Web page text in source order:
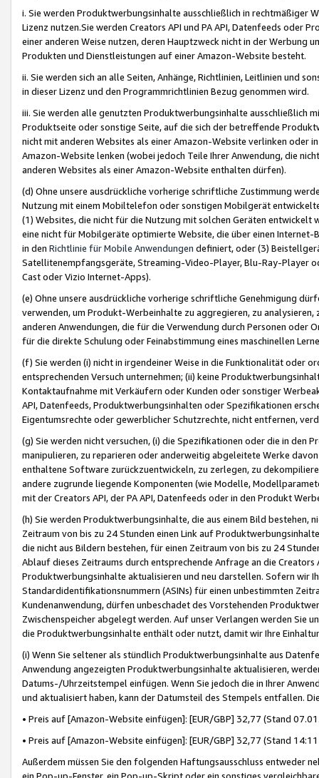
i. Sie werden Produktwerbungsinhalte ausschließlich in rechtmäßiger
Lizenz nutzen.Sie werden Creators API und PA API, Datenfeeds oder
einer anderen Weise nutzen, deren Hauptzweck nicht in der Werbung
Produkten und Dienstleistungen auf einer Amazon-Website besteht.
ii. Sie werden sich an alle Seiten, Anhänge, Richtlinien, Leitlinien und
in dieser Lizenz und den Programmrichtlinien Bezug genommen wird.
iii. Sie werden alle genutzten Produktwerbungsinhalte ausschließlich
Produktseite oder sonstige Seite, auf die sich der betreffende
nicht mit anderen Websites als einer Amazon-Website verlinken oder
Amazon-Website lenken (wobei jedoch Teile Ihrer Anwendung, die
anderen Websites als einer Amazon-Website enthalten dürfen).
(d) Ohne unsere ausdrückliche vorherige schriftliche Zustimmung
Nutzung mit einem Mobiltelefon oder sonstigen Mobilgerät
(1) Websites, die nicht für die Nutzung mit solchen Geräten
eine nicht für Mobilgeräte optimierte Website, die über einen
in den Richtlinie für Mobile Anwendungen definiert, oder (3)
Satellitenempfangsgeräte, Streaming-Video-Player, Blu-Ray-Player
Cast oder Vizio Internet-Apps).
(e) Ohne unsere ausdrückliche vorherige schriftliche Genehmigung
verwenden, um Produkt-Werbeinhalte zu aggregieren, zu
anderen Anwendungen, die für die Verwendung durch Personen
für die direkte Schulung oder Feinabstimmung eines maschinellen
(f) Sie werden (i) nicht in irgendeiner Weise in die Funktionalität oder
entsprechenden Versuch unternehmen; (ii) keine
Kontaktaufnahme mit Verkäufern oder Kunden oder sonstiger
API, Datenfeeds, Produktwerbungsinhalten oder Spezifikationen
Eigentumsrechte oder gewerblicher Schutzrechte, nicht entfernen,
(g) Sie werden nicht versuchen, (i) die Spezifikationen oder die in
manipulieren, zu reparieren oder anderweitig abgeleitete Werke
enthaltene Software zurückzuentwickeln, zu zerlegen, zu
andere zugrunde liegende Komponenten (wie Modelle,
mit der Creators API, der PA API, Datenfeeds oder in den Produkt
(h) Sie werden Produktwerbungsinhalte, die aus einem Bild bestehen,
Zeitraum von bis zu 24 Stunden einen Link auf
die nicht aus Bildern bestehen, für einen Zeitraum von bis zu 24
Ablauf dieses Zeitraums durch entsprechende Anfrage an die
Produktwerbungsinhalte aktualisieren und neu darstellen. Sofern wir
Standardidentifikationsnummern (ASINs) für einen unbestimmten
Kundenanwendung, dürfen unbeschadet des Vorstehenden
Zwischenspeicher abgelegt werden. Auf unser Verlangen werden Sie
die Produktwerbungsinhalte enthält oder nutzt, damit wir Ihre
(i) Wenn Sie seltener als stündlich Produktwerbungsinhalte aus
Anwendung angezeigten Produktwerbungsinhalte aktualisieren,
Datums-/Uhrzeitstempel einfügen. Wenn Sie jedoch die in Ihrer
und aktualisiert haben, kann der Datumsteil des Stempels entfallen.
• Preis auf [Amazon-Website einfügen]: [EUR/GBP] 32,77 (Stand
• Preis auf [Amazon-Website einfügen]: [EUR/GBP] 32,77 (Stand
Außerdem müssen Sie den folgenden Haftungsausschluss entweder
ein Pop-up-Fenster, ein Pop-up-Skript oder ein sonstiges